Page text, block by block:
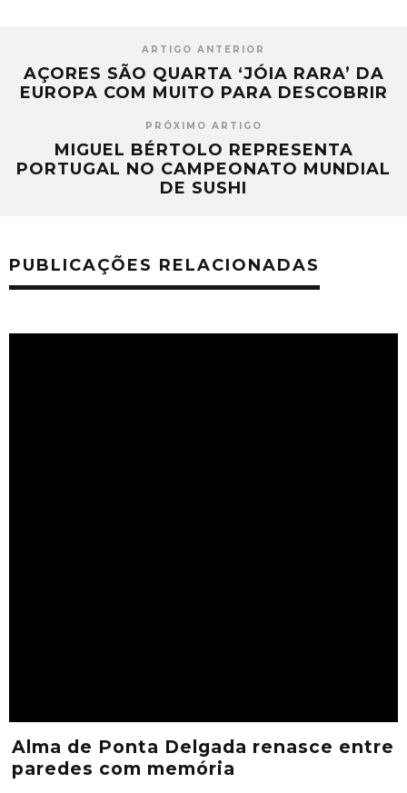
ARTIGO ANTERIOR
AÇORES SÃO QUARTA ‘JÓIA RARA’ DA
EUROPA COM MUITO PARA DESCOBRIR
PRÓXIMO ARTIGO
MIGUEL BÉRTOLO REPRESENTA
PORTUGAL NO CAMPEONATO MUNDIAL
DE SUSHI
PUBLICAÇÕES RELACIONADAS
Alma de Ponta Delgada renasce entre
paredes com memória